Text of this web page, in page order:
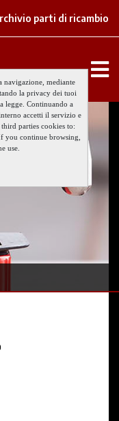
parti di ricambio
navigazione, mediante
la privacy dei tuoi
legge. Continuando a
accetti il servizio e
parties cookies to:
you continue browsing,
use.